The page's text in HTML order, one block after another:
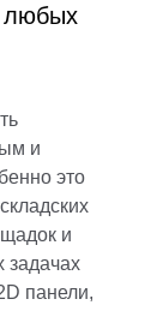
любых
и
это
и
задачах
панели,